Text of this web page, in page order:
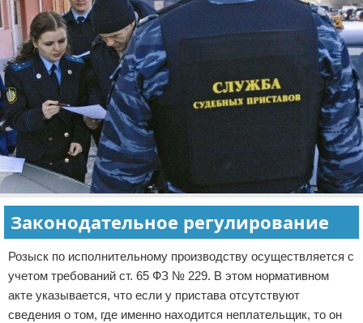
Законодательное регулирование
Розыск по исполнительному производству осуществляется с
учетом требований ст. 65 ФЗ № 229. В этом нормативном
акте указывается, что если у пристава отсутствуют
сведения о том, где именно находится неплательщик, то он